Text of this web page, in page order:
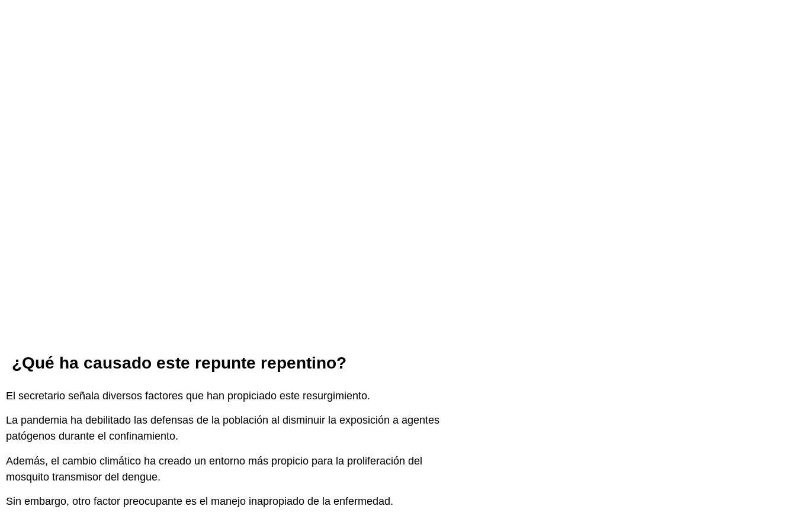
¿Qué ha causado este repunte repentino?
El secretario señala diversos factores que han propiciado este resurgimiento.
La pandemia ha debilitado las defensas de la población al disminuir la exposición a agentes
patógenos durante el confinamiento.
Además, el cambio climático ha creado un entorno más propicio para la proliferación del
mosquito transmisor del dengue.
Sin embargo, otro factor preocupante es el manejo inapropiado de la enfermedad.